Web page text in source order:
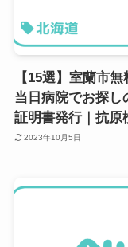
【15選】室蘭市
当日病院でお探し
証明書発行｜抗原
2023年10月5日